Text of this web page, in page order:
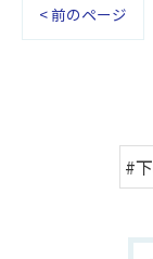
< 前のページ
#